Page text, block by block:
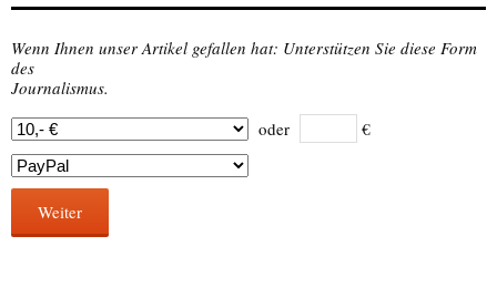
Wenn Ihnen unser Artikel gefallen hat: Unterstützen Sie diese Form
des
Journalismus.
oder
€
Weiter